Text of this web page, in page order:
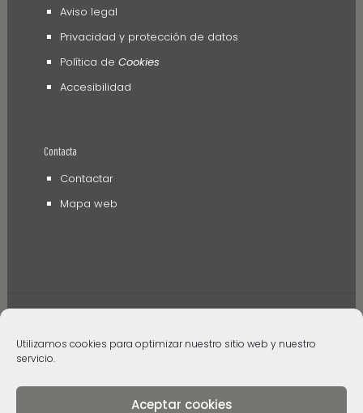
Utilizamos cookies para optimizar nuestro sitio web y nuestro
servicio.
Aceptar cookies
Aviso legal
Privacidad y protección de datos
Política de Cookies
Accesibilidad
Contacta
Contactar
Mapa web